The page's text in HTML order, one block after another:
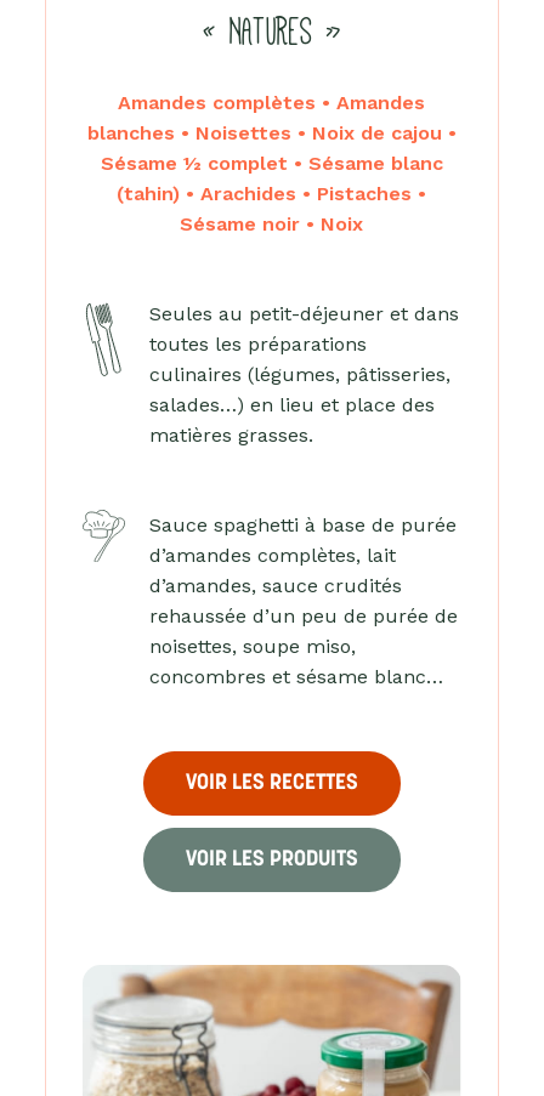
« NATURES »
Amandes complètes • Amandes
blanches • Noisettes • Noix de cajou •
Sésame ½ complet • Sésame blanc
(tahin) • Arachides • Pistaches •
Sésame noir • Noix
Seules au petit-déjeuner et dans
toutes les préparations
culinaires (légumes, pâtisseries,
salades…) en lieu et place des
matières grasses.
Sauce spaghetti à base de purée
d’amandes complètes, lait
d’amandes, sauce crudités
rehaussée d’un peu de purée de
noisettes, soupe miso,
concombres et sésame blanc…
VOIR LES RECETTES
VOIR LES PRODUITS